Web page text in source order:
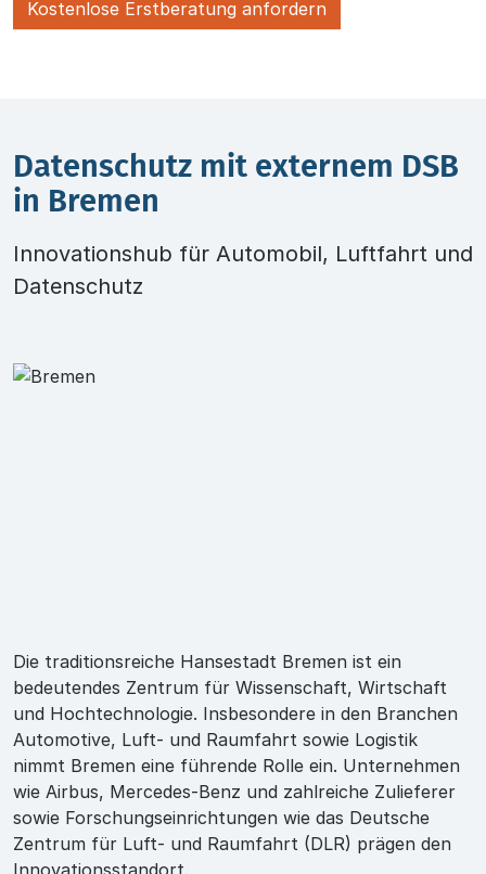
Kostenlose Erstberatung anfordern
Datenschutz mit externem DSB
in Bremen
Innovationshub für Automobil, Luftfahrt und
Datenschutz
Die traditionsreiche Hansestadt Bremen ist ein
bedeutendes Zentrum für Wissenschaft, Wirtschaft
und Hochtechnologie. Insbesondere in den Branchen
Automotive, Luft- und Raumfahrt sowie Logistik
nimmt Bremen eine führende Rolle ein. Unternehmen
wie Airbus, Mercedes-Benz und zahlreiche Zulieferer
sowie Forschungseinrichtungen wie das Deutsche
Zentrum für Luft- und Raumfahrt (DLR) prägen den
Innovationsstandort.